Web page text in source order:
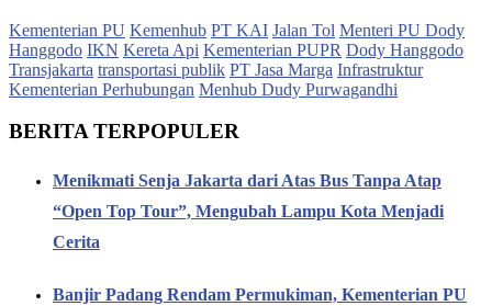
Kementerian PU Kemenhub PT KAI Jalan Tol Menteri PU Dody
Hanggodo IKN Kereta Api Kementerian PUPR Dody Hanggodo
Transjakarta transportasi publik PT Jasa Marga Infrastruktur
Kementerian Perhubungan Menhub Dudy Purwagandhi
BERITA TERPOPULER
Menikmati Senja Jakarta dari Atas Bus Tanpa Atap
“Open Top Tour”, Mengubah Lampu Kota Menjadi
Cerita
Banjir Padang Rendam Permukiman, Kementerian PU